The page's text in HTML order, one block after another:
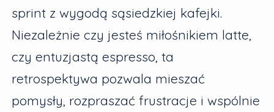
sprint z wygodą sąsiedzkiej kafejki.
Niezależnie czy jesteś miłośnikiem latte,
czy entuzjastą espresso, ta
retrospektywa pozwala mieszać
pomysły, rozpraszać frustracje i wspólnie